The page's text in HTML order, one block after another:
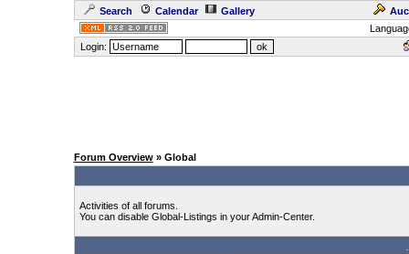
Search Calendar Gallery
Login:
Forum Overview» Global
Activities of all forums.
You can disable Global-Listings in your Admin-Center.